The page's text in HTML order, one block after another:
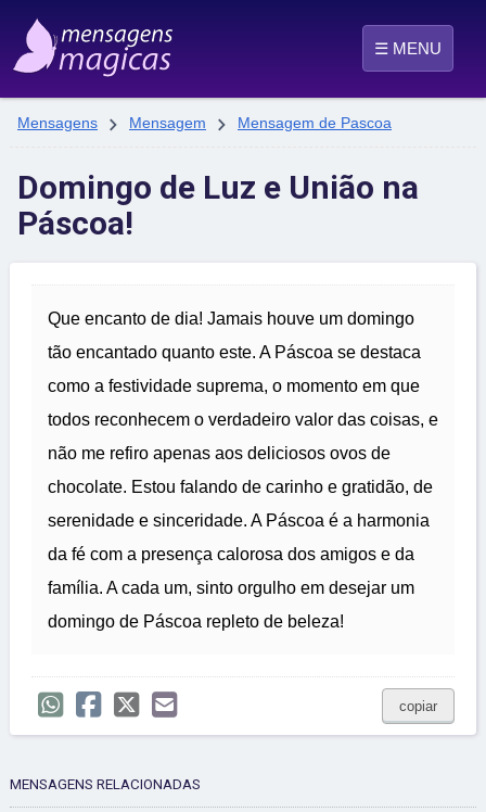
☰ MENU
Mensagens  Mensagem  Mensagem de Pascoa
Domingo de Luz e União na
Páscoa!
Que encanto de dia! Jamais houve um domingo
tão encantado quanto este. A Páscoa se destaca
como a festividade suprema, o momento em que
todos reconhecem o verdadeiro valor das coisas, e
não me refiro apenas aos deliciosos ovos de
chocolate. Estou falando de carinho e gratidão, de
serenidade e sinceridade. A Páscoa é a harmonia
da fé com a presença calorosa dos amigos e da
família. A cada um, sinto orgulho em desejar um
domingo de Páscoa repleto de beleza!
copiar
MENSAGENS RELACIONADAS